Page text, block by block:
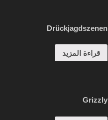
Drückjagdszenen
قراءة المزيد
Grizzly